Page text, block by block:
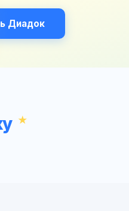
Диадок